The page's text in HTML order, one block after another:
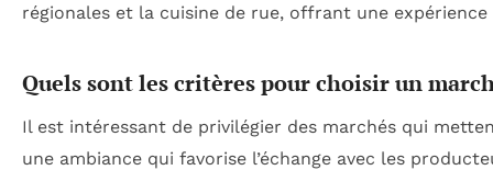
régionales et la cuisine de rue, offrant une
Quels sont les critères pour choisir un
Il est intéressant de privilégier des marchés qui
une ambiance qui favorise l’échange avec les